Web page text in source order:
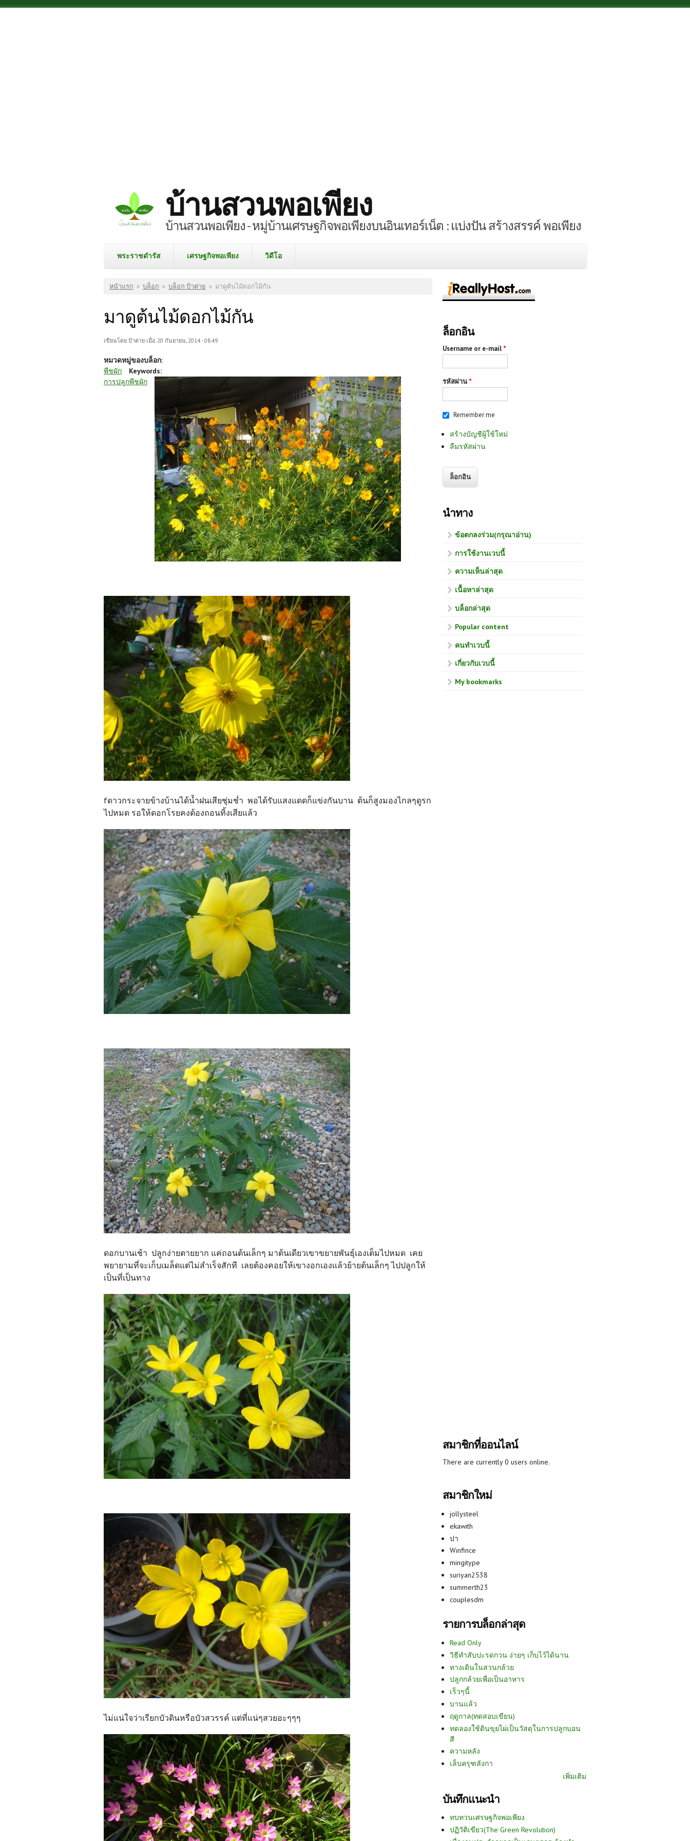
Skip to main content
บ้านสวนพอเพียง
บ้านสวนพอเพียง - หมู่บ้านเศรษฐกิจพอเพียงบนอินเทอร์เน็ต : แบ่งปัน สร้างสรรค์ พอเพียง
พระราชดำรัส เศรษฐกิจพอเพียง วิดีโอ
คุณอยู่ที่นี่
หน้าแรก » บล็อก » บล็อก ป้าต่าย » มาดูต้นไม้ดอกไม้กัน
มาดูต้นไม้ดอกไม้กัน
เขียนโดย ป้าต่าย เมื่อ 20 กันยายน, 2014 - 08:49
หมวดหมู่ของบล็อก:
พืชผัก
Keywords:
การปลูกพืชผัก
fดาวกระจายข้างบ้านได้น้ำฝนเสียชุ่มช่ำ พอได้รับแสงแดดก็แข่งกันบาน ต้นก็สูงมองไกลๆดูรก
ไปหมด รอให้ดอกโรยคงต้องถอนทิ้งเสียแล้ว
ดอกบานเช้า ปลูกง่ายตายยาก แค่ถอนต้นเล็กๆ มาต้นเดียวเขาขยายพันธุ์เองเต็มไปหมด เคย
พยายามที่จะเก็บเมล็ดแต่ไม่สำเร็จสักที เลยต้องคอยให้เขางอกเองแล้วย้ายต้นเล็กๆ ไปปลูกให้
เป็นที่เป็นทาง
ไม่แน่ใจว่าเรียกบัวดินหรือบัวสวรรค์ แต่ที่แน่ๆสวยอะๆๆๆ
ล็อกอิน
Username or e-mail *
รหัสผ่าน *
Remember me
สร้างบัญชีผู้ใช้ใหม่
ลืมรหัสผ่าน
นำทาง
ข้อตกลงร่วม(กรุณาอ่าน)
การใช้งานเวบนี้
ความเห็นล่าสุด
เนื้อหาล่าสุด
บล็อกล่าสุด
Popular content
คนทำเวบนี้
เกี่ยวกับเวบนี้
My bookmarks
สมาชิกที่ออนไลน์
There are currently 0 users online.
สมาชิกใหม่
jollysteel
ekawith
ปา
Winfince
mingitype
suriyan2538
summerth23
couplesdm
รายการบล็อกล่าสุด
Read Only
วิธีทำสับปะรดกวน ง่ายๆ เก็บไว้ได้นาน
ทางเดินในสวนกล้วย
ปลูกกล้วยเพื่อเป็นอาหาร
เร็วๆนี้
บานแล้ว
ฤดูกาล(ทดสอบเขียน)
ทดลองใช้ดินขุยไผ่เป็นวัสดุในการปลูกบอน
สี
ความหลัง
เล็บครุฑลังกา
เพิ่มเติม
บันทึกแนะนำ
ทบทวนเศรษฐกิจพอเพียง
ปฏิวัติเขียว(The Green Revolution)